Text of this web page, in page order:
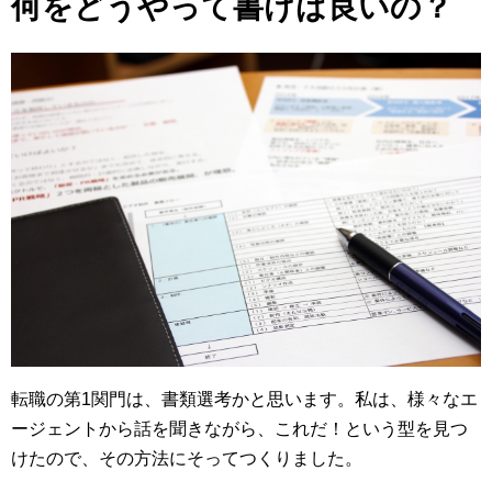
何をどうやって書けば良いの？
転職の第1関門は、書類選考かと思います。私は、様々なエ
ージェントから話を聞きながら、これだ！という型を見つ
けたので、その方法にそってつくりました。